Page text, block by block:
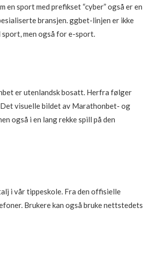
sport med prefikset “cyber” også er en
bransjen. ggbet-linjen er ikke
men også for e-sport.
er utenlandsk bosatt. Herfra følger
visuelle bildet av Marathonbet- og
også i en lang rekke spill på den
i vår tippeskole. Fra den offisielle
Brukere kan også bruke nettstedets